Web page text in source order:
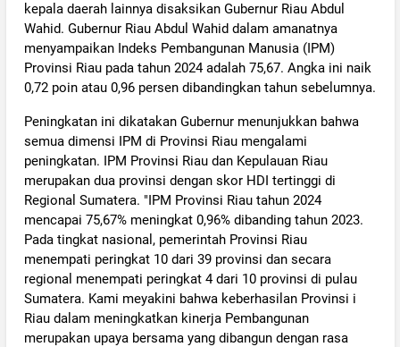
kepala daerah lainnya disaksikan Gubernur Riau Abdul
Wahid. Gubernur Riau Abdul Wahid dalam amanatnya
menyampaikan Indeks Pembangunan Manusia (IPM)
Provinsi Riau pada tahun 2024 adalah 75,67. Angka ini naik
0,72 poin atau 0,96 persen dibandingkan tahun sebelumnya.
Peningkatan ini dikatakan Gubernur menunjukkan bahwa
semua dimensi IPM di Provinsi Riau mengalami
peningkatan. IPM Provinsi Riau dan Kepulauan Riau
merupakan dua provinsi dengan skor HDI tertinggi di
Regional Sumatera. "IPM Provinsi Riau tahun 2024
mencapai 75,67% meningkat 0,96% dibanding tahun 2023.
Pada tingkat nasional, pemerintah Provinsi Riau
menempati peringkat 10 dari 39 provinsi dan secara
regional menempati peringkat 4 dari 10 provinsi di pulau
Sumatera. Kami meyakini bahwa keberhasilan Provinsi i
Riau dalam meningkatkan kinerja Pembangunan
merupakan upaya bersama yang dibangun dengan rasa